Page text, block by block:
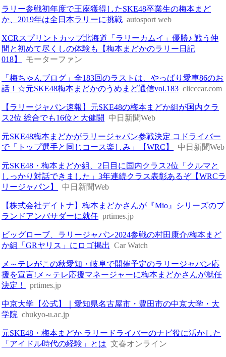
ラリー参戦初年度で王座獲得したSKE48卒業生の梅本まど
か、2019年は全日本ラリーに挑戦 autosport web
XCRスプリントカップ北海道「ラリーカムイ」優勝♪ 戦う仲
間と初めて尽くしの体験も【梅本まどかのラリー日記
018】
モーターファン
「梅ちゃんブログ」全183回のラストは、やっぱり愛車86のお
話！☆元SKE48梅本まどかのうめまど通信vol.183 clicccar.com
【ラリージャパン速報】元SKE48の梅本まどか組が国内クラ
ス2位 総合でも16位と大健闘
中日新聞Web
元SKE48梅本まどかがラリージャパン参戦決定 コドライバー
で「トップ選手と同じコース楽しみ」【WRC】
中日新聞Web
元SKE48・梅本まどか組、2日目に国内クラス2位「クルマと
しっかり対話できました」3年連続クラス表彰あるぞ【WRCラ
リージャパン】
中日新聞Web
【株式会社デイトナ】梅本まどかさんが『Mio』シリーズのブ
ランドアンバサダーに就任 prtimes.jp
ビッグローブ、ラリージャパン2024参戦の村田康介/梅本まど
か組「GRヤリス」にロゴ掲出 Car Watch
メ～テレがこの秋愛知・岐阜で開催予定のラリージャパン応
援を宣言!メ～テレ応援マネージャーに梅本まどかさんが就任
決定！
prtimes.jp
中京大学【公式】｜愛知県名古屋市・豊田市の中京大学・大
学院 chukyo-u.ac.jp
元SKE48・梅本まどか ラリードライバーのナビ役に活かした
「アイドル時代の経験」とは 文春オンライン